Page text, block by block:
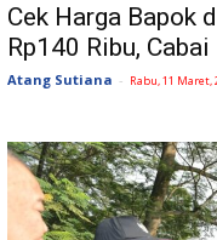
Cek Harga Bapok
Rp140 Ribu,
Atang Sutiana - Rabu, 11 Maret,